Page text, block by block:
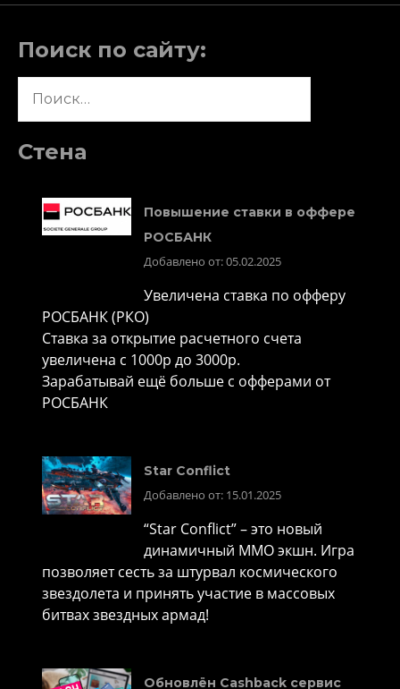
Поиск по сайту:
Стена
Повышение ставки в оффере
РОСБАНК
Добавлено от: 05.02.2025
Увеличена ставка по офферу
РОСБАНК (РКО)
Ставка за открытие расчетного счета
увеличена с 1000р до 3000р.
Зарабатывай ещё больше с офферами от
РОСБАНК
Star Conflict
Добавлено от: 15.01.2025
“Star Conflict” – это новый
динамичный MMO экшн. Игра
позволяет сесть за штурвал космического
звездолета и принять участие в массовых
битвах звездных армад!
Обновлён Cashback сервис